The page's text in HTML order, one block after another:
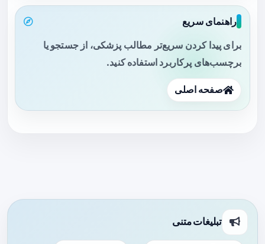
راهنمای سریع
برای پیدا کردن سریع‌تر مطالب پزشکی، از جستجو یا
برچسب‌های پرکاربرد استفاده کنید.
صفحه اصلی
تبلیغات متنی